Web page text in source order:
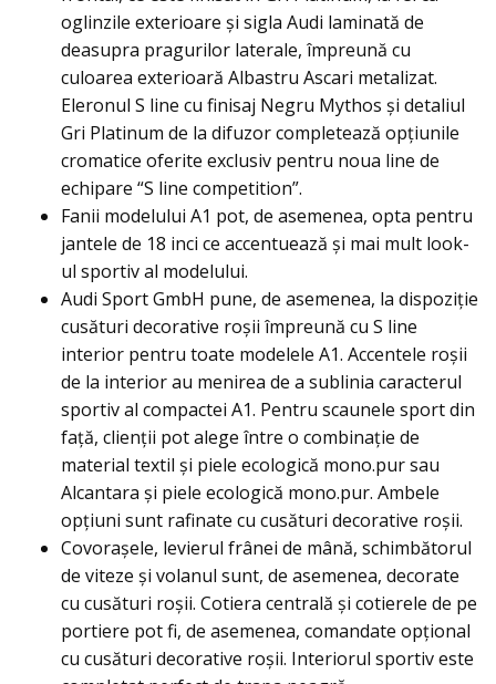
oglinzile exterioare și sigla Audi laminată de
deasupra pragurilor laterale, împreună cu
culoarea exterioară Albastru Ascari metalizat.
Eleronul S line cu finisaj Negru Mythos și detaliul
Gri Platinum de la difuzor completează opțiunile
cromatice oferite exclusiv pentru noua line de
echipare “S line competition”.
Fanii modelului A1 pot, de asemenea, opta pentru
jantele de 18 inci ce accentuează și mai mult look-
ul sportiv al modelului.
Audi Sport GmbH pune, de asemenea, la dispoziție
cusături decorative roșii împreună cu S line
interior pentru toate modelele A1. Accentele roșii
de la interior au menirea de a sublinia caracterul
sportiv al compactei A1. Pentru scaunele sport din
față, clienții pot alege între o combinație de
material textil și piele ecologică mono.pur sau
Alcantara și piele ecologică mono.pur. Ambele
opțiuni sunt rafinate cu cusături decorative roșii.
Covorașele, levierul frânei de mână, schimbătorul
de viteze și volanul sunt, de asemenea, decorate
cu cusături roșii. Cotiera centrală și cotierele de pe
portiere pot fi, de asemenea, comandate opțional
cu cusături decorative roșii. Interiorul sportiv este